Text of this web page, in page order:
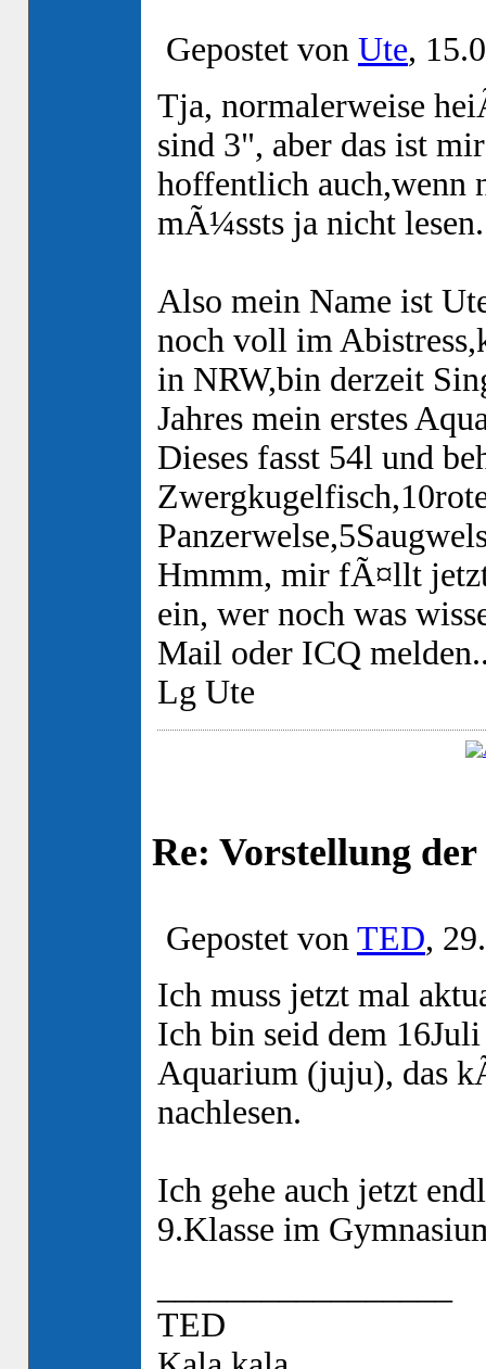
Gepostet von Ute,
Tja, normalerweise
sind 3", aber das ist
hoffentlich auch,wenn
mÃ¼ssts ja nicht
Also mein Name ist
noch voll im
in NRW,bin derzeit
Jahres mein erstes
Dieses fasst 54l und
Hmmm, mir fÃ¤llt jetzt
ein, wer noch was
Mail oder ICQ
Lg Ute
Re: Vorstellung
Gepostet von TED,
Ich muss jetzt mal
Ich bin seid dem
Aquarium (juju), das
nachlesen.
Ich gehe auch jetzt
9.Klasse im
TED